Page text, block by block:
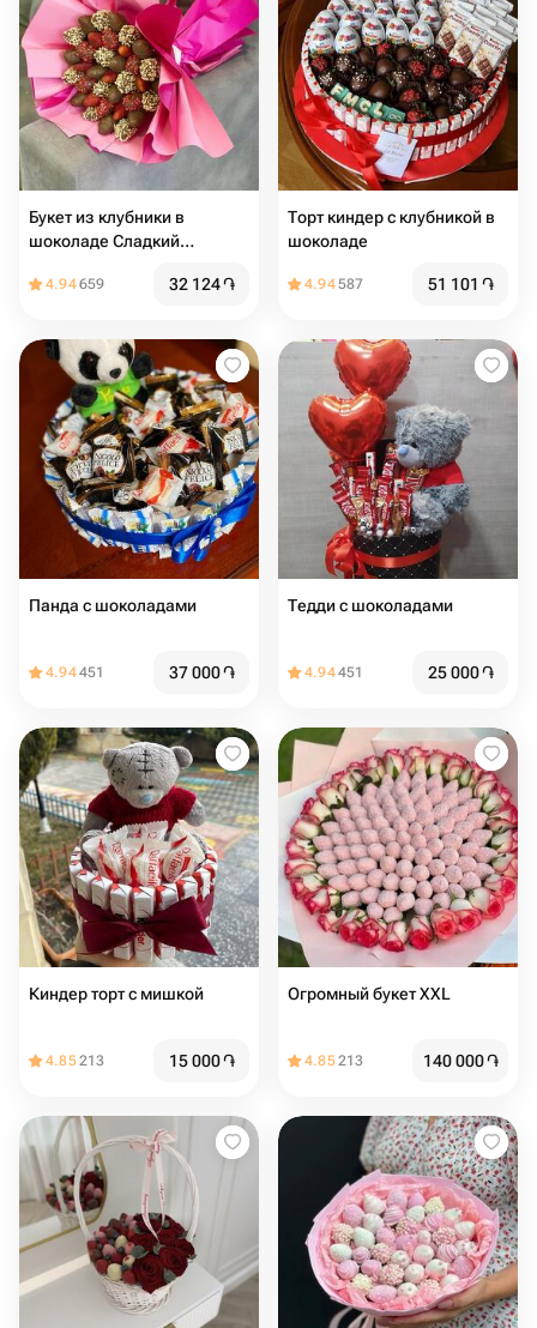
Букет из клубники в
шоколаде Сладкий
4.94659 32 124֏
Торт киндер с клубникой в
шоколаде
4.94587 51 101 ֏
Панда с шоколадами
4.94451 37 000֏
Тедди с шоколадами
4.94451 25 000֏
Киндер торт с мишкой
4.85213 15 000֏
Огромный букет XXL
4.85213 140 000֏